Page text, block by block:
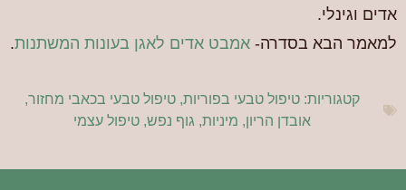
אדים וגינלי.
למאמר הבא בסדרה- אמבט אדים לאגן בעונות המשתנות.
קטגוריות: טיפול טבעי בפוריות, טיפול טבעי בכאבי מחזור,
אובדן הריון, מיניות, גוף נפש, טיפול עצמי